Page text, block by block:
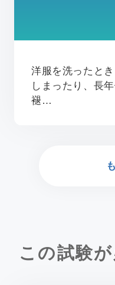
洋服を洗ったと
しまったり、長
褪…
この試験